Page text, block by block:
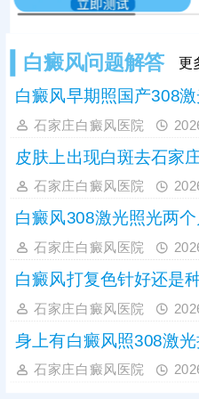
白癜风问题解答 更
白癜风早期照国产308
石家庄白癜风医院
皮肤上出现白斑去石家
石家庄白癜风医院
白癜风308激光照光两
石家庄白癜风医院
白癜风打复色针好还是
石家庄白癜风医院
石家庄白癜风医院